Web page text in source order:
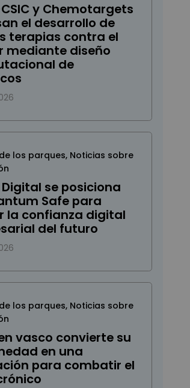
CSIC y Chemotargets
el desarrollo de
terapias contra el
mediante diseño
de
los parques, Noticias sobre
se posiciona
Safe para
la confianza digital
del futuro
los parques, Noticias sobre
vasco convierte su
en una
para combatir el